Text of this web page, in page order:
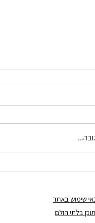
שימוש באתר
בלתי הולם